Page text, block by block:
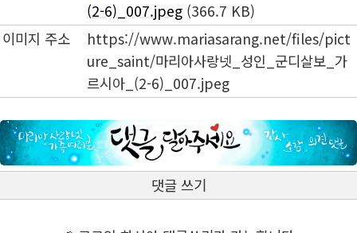
(2-6)_007.jpeg (366.7 KB)
이미지 주소
https://www.mariasarang.net/files/pict
ure_saint/마리아사랑넷_성인_군디살보_가
르시아_(2-6)_007.jpeg
댓글 쓰기